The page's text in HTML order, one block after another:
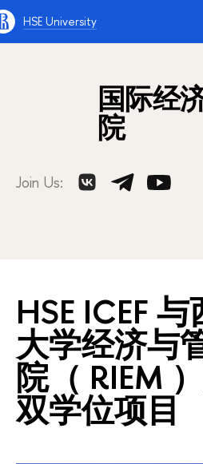
HSE University
国际经
院
Join Us:
HSE ICEF
大学经济与
院（ RIEM
双学位项目